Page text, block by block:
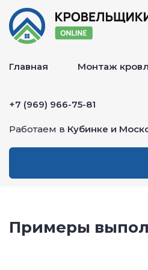
Главная Монтаж
+7 (969) 966-75-81
Работаем в Кубинке и
Примеры